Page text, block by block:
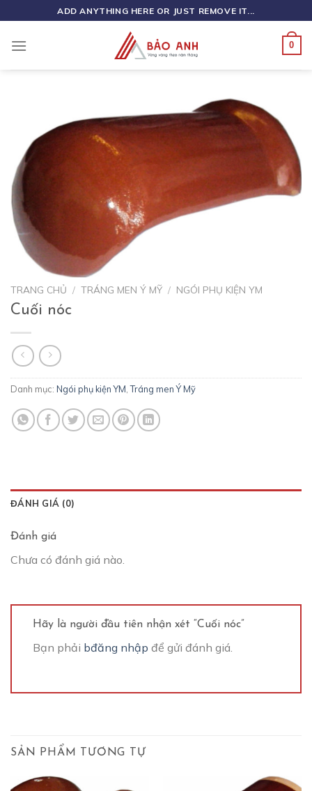
to
content
ADD ANYTHING HERE OR JUST REMOVE IT...
0
TRANG CHỦ / TRÁNG MEN Ý MỸ / NGÓI PHỤ KIỆN YM
Cuối nóc
Danh mục: Ngói phụ kiện YM,Tráng men Ý Mỹ
ĐÁNH GIÁ (0)
Đánh giá
Chưa có đánh giá nào.
Hãy là người đầu tiên nhận xét “Cuối nóc”
Bạn phải bđăng nhập để gửi đánh giá.
SẢN PHẨM TƯƠNG TỰ